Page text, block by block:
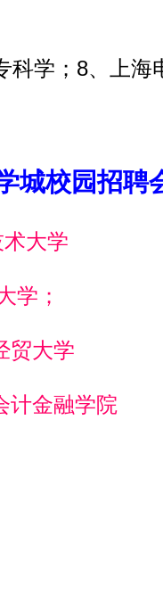
科学；8、上海
城校园招聘
大学
学；
贸大学
计金融学院